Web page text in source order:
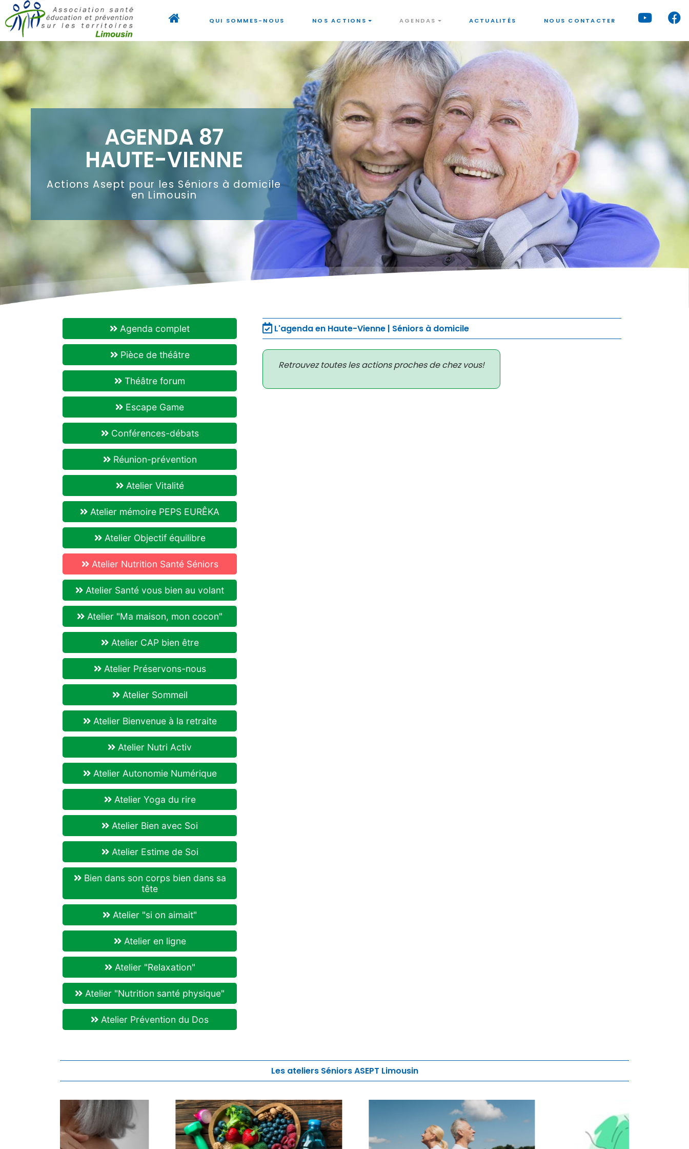
QUI SOMMES-NOUS NOS ACTIONS AGENDAS ACTUALITÉS NOUS CONTACTER
AGENDA 87
HAUTE-VIENNE
Actions Asept pour les Séniors à domicile
en Limousin
Agenda complet
Pièce de théâtre
Théâtre forum
Escape Game
Conférences-débats
Réunion-prévention
Atelier Vitalité
Atelier mémoire PEPS EURÊKA
Atelier Objectif équilibre
Atelier Nutrition Santé Séniors
Atelier Santé vous bien au volant
Atelier "Ma maison, mon cocon"
Atelier CAP bien être
Atelier Préservons-nous
Atelier Sommeil
Atelier Bienvenue à la retraite
Atelier Nutri Activ
Atelier Autonomie Numérique
Atelier Yoga du rire
Atelier Bien avec Soi
Atelier Estime de Soi
Bien dans son corps bien dans sa
tête
Atelier "si on aimait"
Atelier en ligne
Atelier "Relaxation"
Atelier "Nutrition santé physique"
Atelier Prévention du Dos
L'agenda en Haute-Vienne | Séniors à domicile
Retrouvez toutes les actions proches de chez vous!
Les ateliers Séniors ASEPT Limousin